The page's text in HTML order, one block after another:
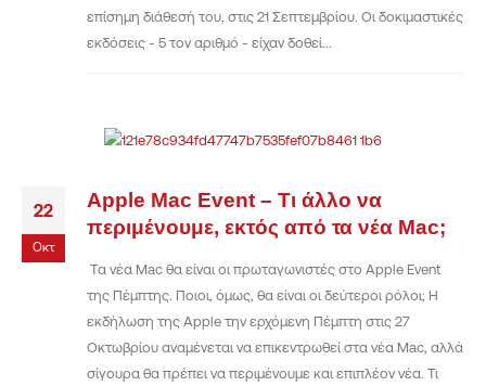
επίσημη διάθεσή του, στις 21 Σεπτεμβρίου. Οι δοκιμαστικές
εκδόσεις - 5 τον αριθμό - είχαν δοθεί...
22
Οκτ
Apple Mac Event – Τι άλλο να
περιμένουμε, εκτός από τα νέα Mac;
Τα νέα Mac θα είναι οι πρωταγωνιστές στο Apple Event
της Πέμπτης. Ποιοι, όμως, θα είναι οι δεύτεροι ρόλοι; Η
εκδήλωση της Apple την ερχόμενη Πέμπτη στις 27
Οκτωβρίου αναμένεται να επικεντρωθεί στα νέα Mac, αλλά
σίγουρα θα πρέπει να περιμένουμε και επιπλέον νέα. Τι